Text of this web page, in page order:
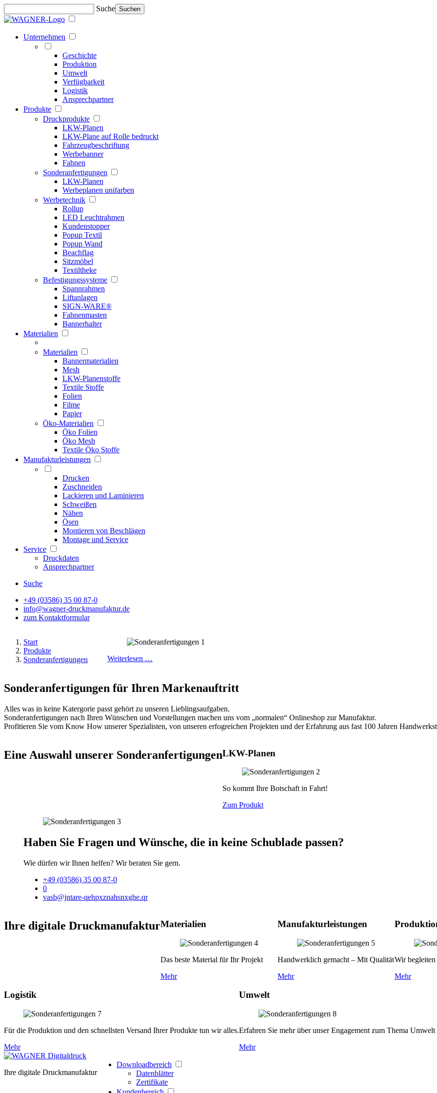
Suche Suchen
Unternehmen
Geschichte
Produktion
Umwelt
Verfügbarkeit
Logistik
Ansprechpartner
Produkte
Druckprodukte
LKW-Planen
LKW-Plane auf Rolle bedruckt
Fahrzeugbeschriftung
Werbebanner
Fahnen
Sonderanfertigungen
LKW-Planen
Werbeplanen unifarben
Werbetechnik
Rollup
LED Leuchtrahmen
Kundenstopper
Popup Textil
Popup Wand
Beachflag
Sitzmöbel
Textiltheke
Befestigungssysteme
Spannrahmen
Liftanlagen
SIGN-WARE®
Fahnenmasten
Bannerhalter
Materialien
Materialien
Bannermaterialien
Mesh
LKW-Planenstoffe
Textile Stoffe
Folien
Filme
Papier
Öko-Materialien
Öko Folien
Öko Mesh
Textile Öko Stoffe
Manufakturleistungen
Drucken
Zuschneiden
Lackieren und Laminieren
Schweißen
Nähen
Ösen
Montieren von Beschlägen
Montage und Service
Service
Druckdaten
Ansprechpartner
Suche
+49 (03586) 35 00 87-0
info@wagner-druckmanufaktur.de
zum Kontaktformular
Start
Produkte
Sonderanfertigungen
Weiterlesen …
Sonderanfertigungen für Ihren Markenauftritt
Alles was in keine Katergorie passt gehört zu unseren Lieblingsaufgaben.
Sonderanfertigungen nach Ihren Wünschen und Vorstellungen machen uns vom „normalen“ Onlineshop zur Manufaktur.
Profitieren Sie vom Know How unserer Spezialisten, von unseren erfogreichen Projekten und der Erfahrung aus fast 100 Jahren
Eine Auswahl unserer SonderanfertigungenLKW-Planen
So kommt Ihre Botschaft in Fahrt!
Zum Produkt
Haben Sie Fragen und Wünsche, die in keine Schublade passen?
Wie dürfen wir Ihnen helfen? Wir beraten Sie gern.
+49 (03586) 35 00 87-0
0
vasb@jntare-qehpxznahsnxghe.qr
Ihre digitale DruckmanufakturMaterialien
Das beste Material für Ihr Projekt
Mehr
Manufakturleistungen
Handwerklich gemacht – Mit Qualität
Mehr
Wir
Mehr
Logistik
Für die Produktion und den schnellsten Versand Ihrer Produkte tun wir alles.
Mehr
Umwelt
Erfahren Sie mehr über unser Engagement zum Thema
Mehr
Ihre digitale Druckmanufaktur
Downloadbereich
Datenblätter
Zertifikate